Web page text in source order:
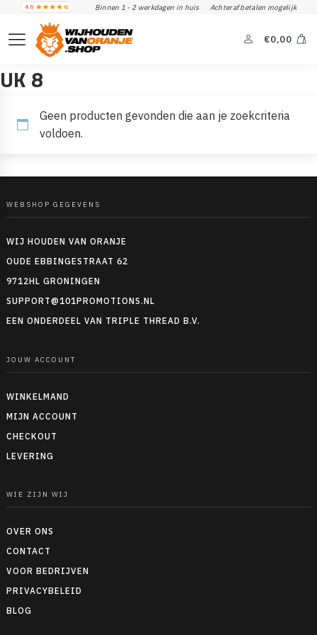
Binnen 1 - 2 werkdagen in huis Achteraf betalen mogelijk
€0,00
UK 8
Geen producten gevonden die aan je zoekcriteria
voldoen.
WEBSHOP GEGEVENS
WIJ HOUDEN VAN ORANJE
OUDE EBBINGESTRAAT 62
9712HL GRONINGEN
SUPPORT@101PROMOTIONS.NL
EEN ONDERDEEL VAN TRIPLE THREAD B.V.
JOUW ACCOUNT
WINKELMAND
MIJN ACCOUNT
CHECKOUT
LEVERING
WIE ZIJN WIJ
OVER ONS
CONTACT
VOOR BEDRIJVEN
PRIVACYBELEID
BLOG